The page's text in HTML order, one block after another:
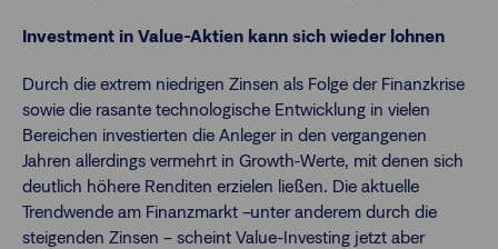
Investment in Value-Aktien kann sich wieder lohnen
Durch die extrem niedrigen Zinsen als Folge der Finanzkrise
sowie die rasante technologische Entwicklung in vielen
Bereichen investierten die Anleger in den vergangenen
Jahren allerdings vermehrt in Growth-Werte, mit denen sich
deutlich höhere Renditen erzielen ließen. Die aktuelle
Trendwende am Finanzmarkt –unter anderem durch die
steigenden Zinsen – scheint Value-Investing jetzt aber